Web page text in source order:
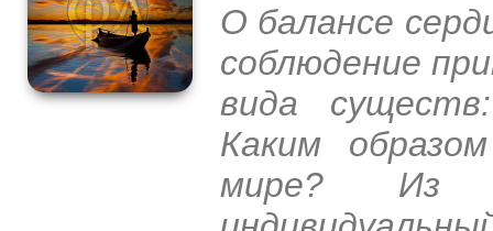
О балансе
соблюдение
вида
Каким
мире? Из